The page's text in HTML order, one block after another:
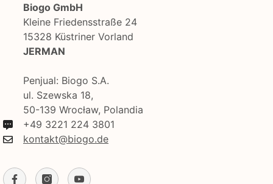
Biogo GmbH
Kleine Friedensstraße 24
15328 Küstriner Vorland
JERMAN
Penjual: Biogo S.A.
ul. Szewska 18,
50-139 Wrocław, Polandia
+49 3221 224 3801
kontakt@biogo.de